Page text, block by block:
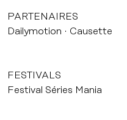
PARTENAIRES
Dailymotion
Causette
FESTIVALS
Festival Séries Mania